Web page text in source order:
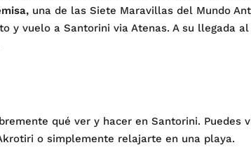
una de las Siete Maravillas del Mundo
y vuelo a Santorini via Atenas. A su llegada
qué ver y hacer en Santorini. Puedes
o simplemente relajarte en una playa.